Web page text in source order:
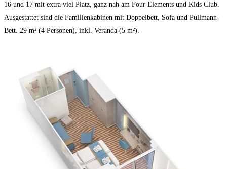
16 und 17 mit extra viel Platz, ganz nah am Four Elements und Kids Club.
Ausgestattet sind die Familienkabinen mit Doppelbett, Sofa und Pullmann-
Bett. 29 m² (4 Personen), inkl. Veranda (5 m²).